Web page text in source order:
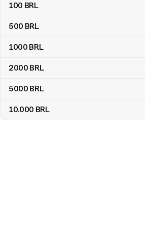
100 BRL
500 BRL
1000 BRL
2000 BRL
5000 BRL
10.000 BRL